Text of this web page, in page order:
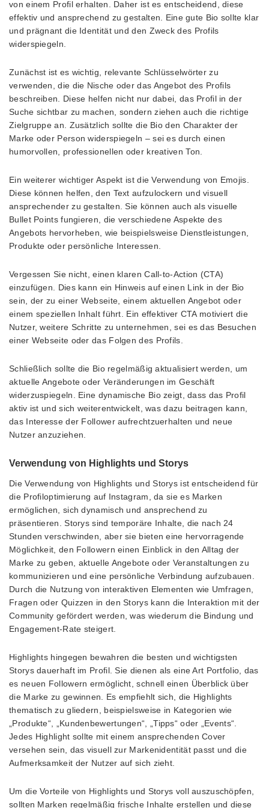
von einem Profil erhalten. Daher ist es entscheidend, diese
effektiv und ansprechend zu gestalten. Eine gute Bio sollte klar
und prägnant die Identität und den Zweck des Profils
widerspiegeln.
Zunächst ist es wichtig, relevante Schlüsselwörter zu
verwenden, die die Nische oder das Angebot des Profils
beschreiben. Diese helfen nicht nur dabei, das Profil in der
Suche sichtbar zu machen, sondern ziehen auch die richtige
Zielgruppe an. Zusätzlich sollte die Bio den Charakter der
Marke oder Person widerspiegeln – sei es durch einen
humorvollen, professionellen oder kreativen Ton.
Ein weiterer wichtiger Aspekt ist die Verwendung von Emojis.
Diese können helfen, den Text aufzulockern und visuell
ansprechender zu gestalten. Sie können auch als visuelle
Bullet Points fungieren, die verschiedene Aspekte des
Angebots hervorheben, wie beispielsweise Dienstleistungen,
Produkte oder persönliche Interessen.
Vergessen Sie nicht, einen klaren Call-to-Action (CTA)
einzufügen. Dies kann ein Hinweis auf einen Link in der Bio
sein, der zu einer Webseite, einem aktuellen Angebot oder
einem speziellen Inhalt führt. Ein effektiver CTA motiviert die
Nutzer, weitere Schritte zu unternehmen, sei es das Besuchen
einer Webseite oder das Folgen des Profils.
Schließlich sollte die Bio regelmäßig aktualisiert werden, um
aktuelle Angebote oder Veränderungen im Geschäft
widerzuspiegeln. Eine dynamische Bio zeigt, dass das Profil
aktiv ist und sich weiterentwickelt, was dazu beitragen kann,
das Interesse der Follower aufrechtzuerhalten und neue
Nutzer anzuziehen.
Verwendung von Highlights und Storys
Die Verwendung von Highlights und Storys ist entscheidend für
die Profiloptimierung auf Instagram, da sie es Marken
ermöglichen, sich dynamisch und ansprechend zu
präsentieren. Storys sind temporäre Inhalte, die nach 24
Stunden verschwinden, aber sie bieten eine hervorragende
Möglichkeit, den Followern einen Einblick in den Alltag der
Marke zu geben, aktuelle Angebote oder Veranstaltungen zu
kommunizieren und eine persönliche Verbindung aufzubauen.
Durch die Nutzung von interaktiven Elementen wie Umfragen,
Fragen oder Quizzen in den Storys kann die Interaktion mit der
Community gefördert werden, was wiederum die Bindung und
Engagement-Rate steigert.
Highlights hingegen bewahren die besten und wichtigsten
Storys dauerhaft im Profil. Sie dienen als eine Art Portfolio, das
es neuen Followern ermöglicht, schnell einen Überblick über
die Marke zu gewinnen. Es empfiehlt sich, die Highlights
thematisch zu gliedern, beispielsweise in Kategorien wie
„Produkte“, „Kundenbewertungen“, „Tipps“ oder „Events“.
Jedes Highlight sollte mit einem ansprechenden Cover
versehen sein, das visuell zur Markenidentität passt und die
Aufmerksamkeit der Nutzer auf sich zieht.
Um die Vorteile von Highlights und Storys voll auszuschöpfen,
sollten Marken regelmäßig frische Inhalte erstellen und diese